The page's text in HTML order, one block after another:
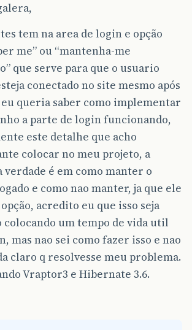
tem na area de login e opção
me” ou “mantenha-me
que serve para que o usuario
conectado no site mesmo após
queria saber como implementar
a parte de login funcionando,
este detalhe que acho
colocar no meu projeto, a
verdade é em como manter o
e como nao manter, ja que ele
acredito eu que isso seja
colocando um tempo de vida util
mas nao sei como fazer isso e nao
claro q resolvesse meu problema.
Vraptor3 e Hibernate 3.6.